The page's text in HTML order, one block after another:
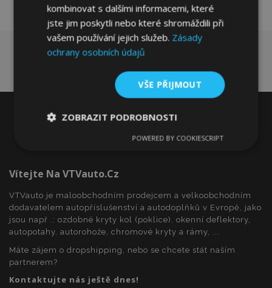
Vítejte Na VTVauto.cz
VTVauto je maloobchodním prodejcem a velkoobchodním
dodavatelem autopříslušenství a autodoplňků v Evropě, jako
jsou např .: ozdobné kryty kol (poklice), okenní deflektory,
autopotahy, autorohože, chromové kryty a rámy, ...
Máte zájem o dropshipping, nebo se chcete stát naším
partnerem?
Kontaktujte nás ještě dnes!
kombinovat s dalšími informacemi, které
jste jim poskytli nebo které shromáždili při
vašem používání jejich služeb. Zásady
ochrany osobních údajů
VŠE PŘIJMOUT
ZOBRAZIT PODROBNOSTI
Výkonové
Soubory
Funkční soubory
POWERED BY COOKIESCRIPT